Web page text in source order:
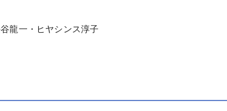
龍一・ヒヤシンス淳子